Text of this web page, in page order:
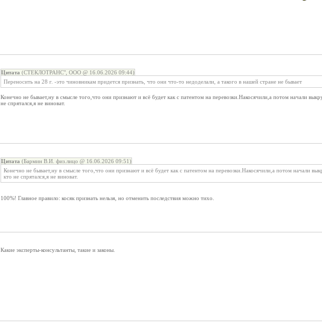
Цитата (СТЕКЛОТРАНС", ООО @ 16.06.2026 09:44)
Переносить на 28 г. -это чиновникам придется признать, что они что-то недоделали, а такого в нашей стране не бывает
Конечно не бывает,ну в смысле того,что они признают и всё будет как с патентом на перевозки.Накосячили,а потом начали
не спрятался,я не виноват.
Цитата (Бармин В.И. физ.лицо @ 16.06.2026 09:51)
Конечно не бывает,ну в смысле того,что они признают и всё будет как с патентом на перевозки.Накосячили,а потом начали
кто не спрятался,я не виноват.
100%! Главное правило: косяк признать нельзя, но отменить последствия можно тихо.
Какие эксперты-консультанты, такие и законы.